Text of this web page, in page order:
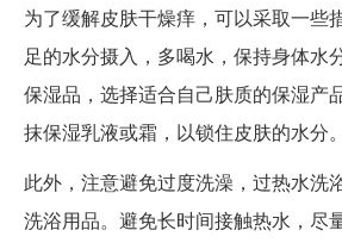
为了缓解皮肤干燥痒，可以采取一些
足的水分摄入，多喝水，保持身体水
保湿品，选择适合自己肤质的保湿产
抹保湿乳液或霜，以锁住皮肤的水分。
此外，注意避免过度洗澡，过热水洗
洗浴用品。避免长时间接触热水，尽